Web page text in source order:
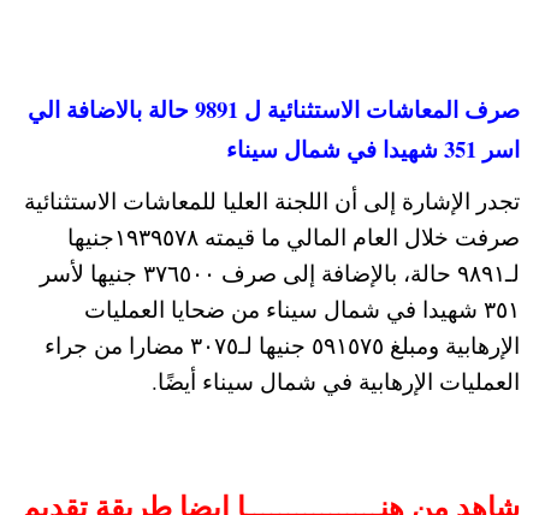
صرف المعاشات الاستثنائية ل 9891 حالة بالاضافة الي
اسر 351 شهيدا في شمال سيناء
تجدر الإشارة إلى أن اللجنة العليا للمعاشات الاستثنائية
صرفت خلال العام المالي ما قيمته ١٩٣٩٥٧٨جنيها
لـ٩٨٩١ حالة، بالإضافة إلى صرف ٣٧٦٥٠٠ جنيها لأسر
٣٥١ شهيدا في شمال سيناء من ضحايا العمليات
الإرهابية ومبلغ ٥٩١٥٧٥ جنيها لـ٣٠٧٥ مضارا من جراء
العمليات الإرهابية في شمال سيناء أيضًا.
شاهد من هنــــــــــــــــا ايضا طريقة تقديم